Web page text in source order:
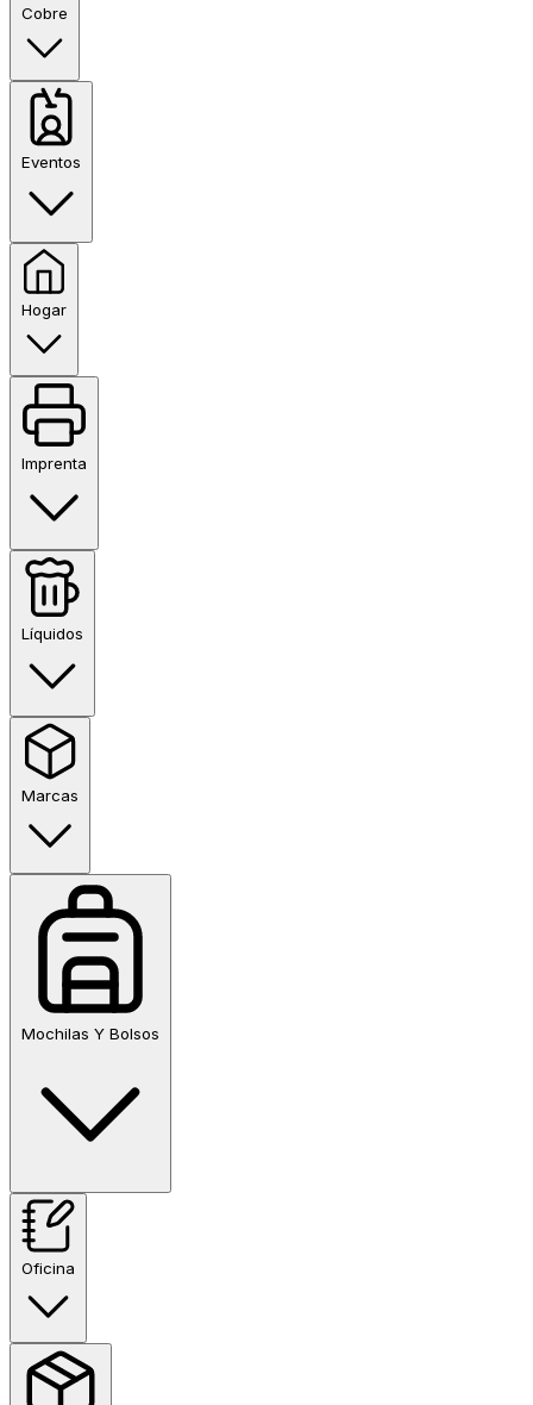
Cobre
Eventos
Hogar
Imprenta
Líquidos
Marcas
Mochilas Y Bolsos
Oficina